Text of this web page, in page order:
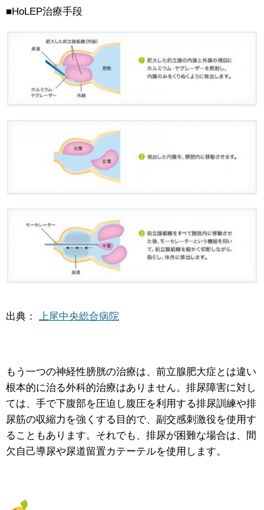
■HoLEP治療手段
出典： 上尾中央総合病院
もう一つの神経性膀胱の治療は、前立腺肥大症とは違い
根本的に治る外科的治療はありません。排尿障害に対し
ては、手で下腹部を圧迫し腹圧を利用する排尿訓練や排
尿筋の収縮力を強くする目的で、副交感刺激役を使用す
ることもあります。それでも、排尿が困難な場合は、間
欠自己導尿や尿道留置カテーテルを使用します。